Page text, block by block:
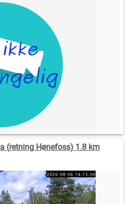
(retning Hønefoss) 1.8 km